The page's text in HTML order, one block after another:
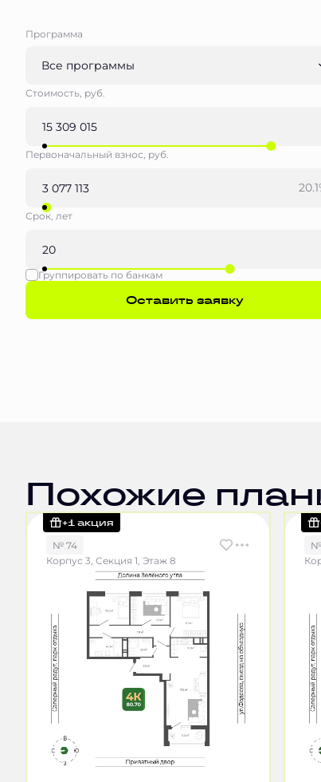
Программа
Все программы
Стоимость, руб.
Первоначальный взнос, руб.
Срок, лет
Группировать по банкам
Оставить заявку
Похожие
+1 акция
№ 74
Корпус 3, Секция 1, Этаж 8
№